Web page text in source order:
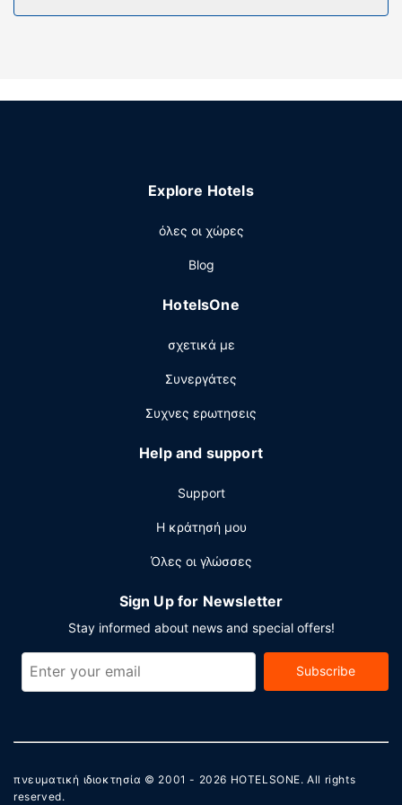
Explore Hotels
όλες οι χώρες
Blog
HotelsOne
σχετικά με
Συνεργάτες
Συχνες ερωτησεις
Help and support
Support
Η κράτησή μου
Όλες οι γλώσσες
Sign Up for Newsletter
Stay informed about news and special offers!
Subscribe
πνευματική ιδιοκτησία © 2001 - 2026 HOTELSONE. All rights
reserved.